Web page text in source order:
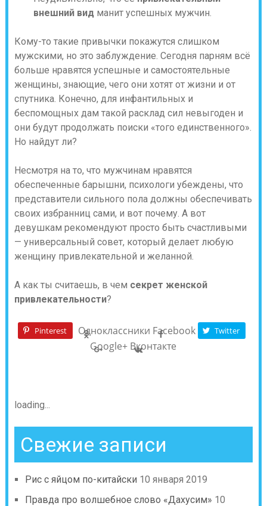
внешний видманит успешных мужчин.
Кому-то такие привычки покажутся слишком
мужскими, но это заблуждение. Сегодня парням всё
больше нравятся успешные и самостоятельные
женщины, знающие, чего они хотят от жизни и от
спутника. Конечно, для инфантильных и
беспомощных дам такой расклад сил невыгоден и
они будут продолжать поиски «того единственного».
Но найдут ли?
Несмотря на то, что мужчинам нравятся
обеспеченные барышни, психологи убеждены, что
представители сильного пола должны обеспечивать
своих избранниц сами, и вот почему. А вот
девушкам рекомендуют просто быть счастливыми
— универсальный совет, который делает любую
женщину привлекательной и желанной.
А как ты считаешь, в чем секрет женской
привлекательности?
Pinterest Одноклассники Facebook Twitter
Google+ Вконтакте
loading...
Свежие записи
Рис с яйцом по-китайски 10 января 2019
Правда про волшебное слово «Дахусим» 10